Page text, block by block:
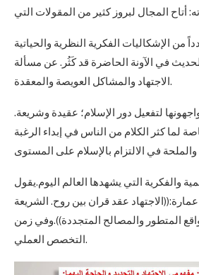
من الإشكاليات الفكرية النظرية والحياتية
في الآونة الحاضرة قد كَثُر. عن مسألة
الاجتهاد والمشاكل العويصة والمعقدة.
لتفعيل دور الإسلام؛ عقيدة وشريعة.
لما كثر الكلام من الناس في إبداء الرغبة
والفكرية التي يشهدها العالم اليوم.يقول
عقد قران بين روح. الشريعة
المتطور والمصالح المتجددة)).وفي زمن
التخصص العملي.